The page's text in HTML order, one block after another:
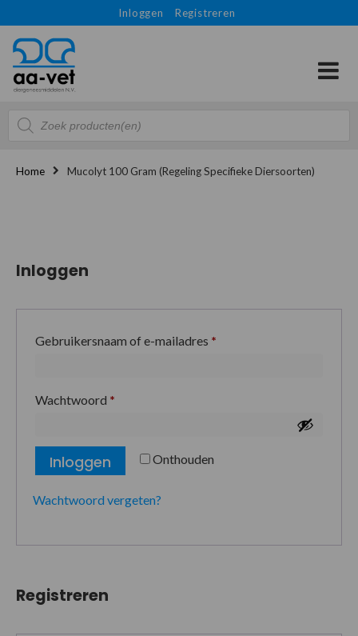
Inloggen Registreren
Producten
zoeken
Home Mucolyt 100 Gram (Regeling Specifieke Diersoorten)
Inloggen
Gebruikersnaam of e-mailadres *
Wachtwoord *
Onthouden
Inloggen
Wachtwoord vergeten?
Registreren